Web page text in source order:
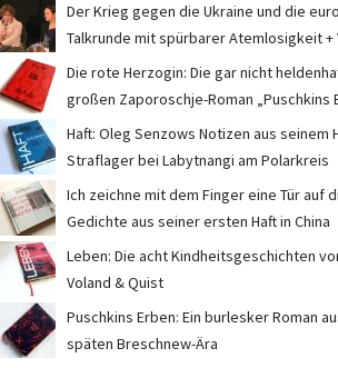
Der Krieg gegen die Ukraine und die
Talkrunde mit spürbarer Atemlosigkeit +
Die rote Herzogin: Die gar nicht
großen Zaporoschje-Roman „Puschkins
Haft: Oleg Senzows Notizen aus seinem
Straflager bei Labytnangi am Polarkreis
Ich zeichne mit dem Finger eine Tür auf
Gedichte aus seiner ersten Haft in China
Leben: Die acht Kindheitsgeschichten
Voland & Quist
Puschkins Erben: Ein burlesker Roman
späten Breschnew-Ära